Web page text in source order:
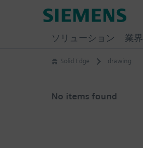
Solid Edge drawing
No items found
ソリューション 業界